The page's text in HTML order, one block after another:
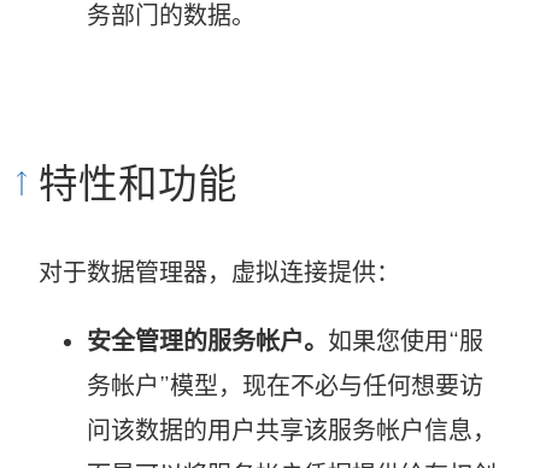
务部门的数据。
特性和功能
对于数据管理器，虚拟连接提供：
安全管理的服务帐户。 如果您使用“服
务帐户”模型，现在不必与任何想要访
问该数据的用户共享该服务帐户信息，